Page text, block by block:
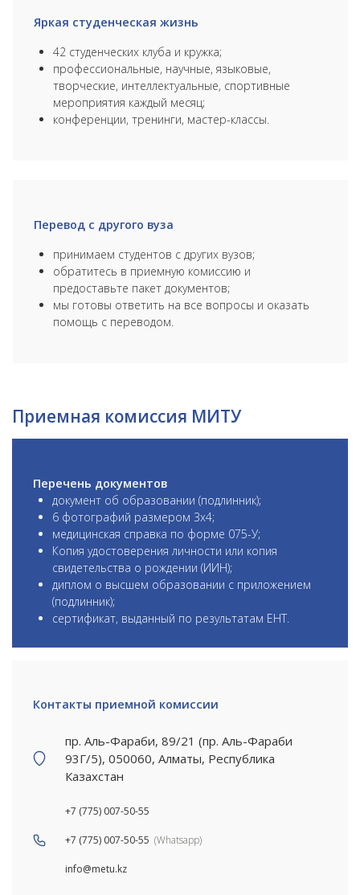
Яркая студенческая жизнь
42 студенческих клуба и кружка;
профессиональные, научные, языковые,
творческие, интеллектуальные, спортивные
мероприятия каждый месяц;
конференции, тренинги, мастер-классы.
Перевод с другого вуза
принимаем студентов с других вузов;
обратитесь в приемную комиссию и
предоставьте пакет документов;
мы готовы ответить на все вопросы и оказать
помощь с переводом.
Приемная комиссия МИТУ
Перечень документов
документ об образовании (подлинник);
6 фотографий размером 3х4;
медицинская справка по форме 075-У;
Копия удостоверения личности или копия
свидетельства о рождении (ИИН);
диплом о высшем образовании с приложением
(подлинник);
сертификат, выданный по результатам ЕНТ.
Контакты приемной комиссии
пр. Аль-Фараби, 89/21 (пр. Аль-Фараби
93Г/5), 050060, Алматы, Республика
Казахстан
+7 (775) 007-50-55
+7 (775) 007-50-55 (Whatsapp)
info@metu.kz